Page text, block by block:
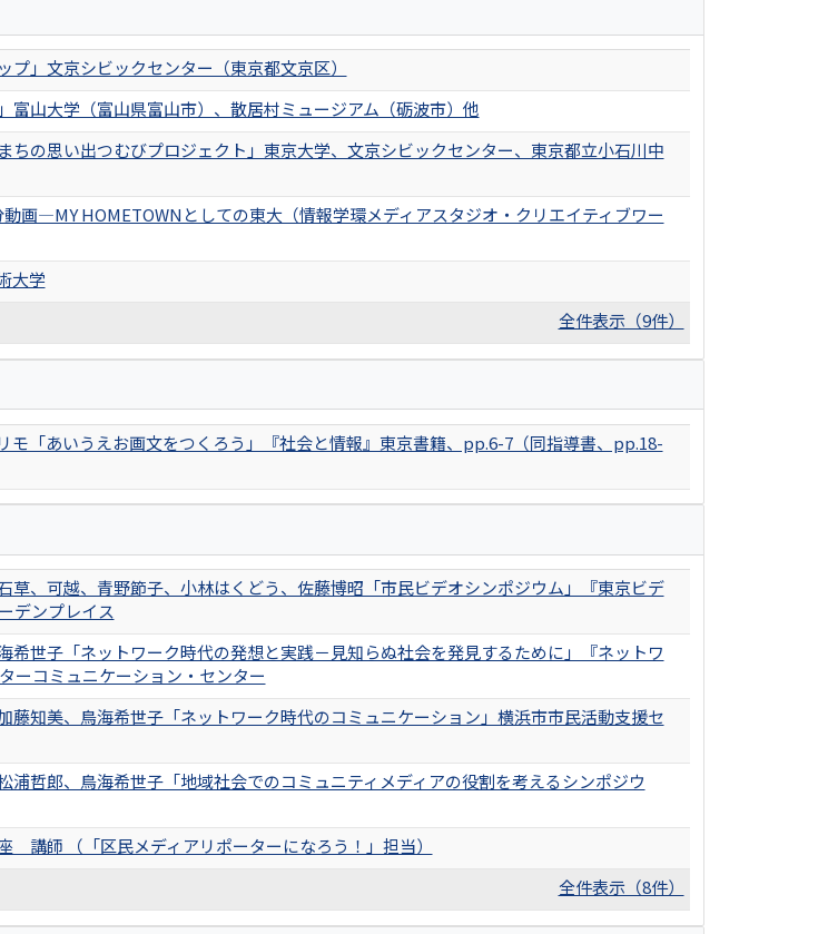
プ」文京シビックセンター（東京都文京区）
富山大学（富山県富山市）、散居村ミュージアム（砺波市）他
ちの思い出つむびプロジェクト」東京大学、文京シビックセンター、東京都立小石川中
画―MY HOMETOWNとしての東大（情報学環メディアスタジオ・クリエイティブワー
大学
全件表示（9件）
モ「あいうえお画文をつくろう」『社会と情報』東京書籍、pp.6-7（同指導書、pp.18-
草、可越、青野節子、小林はくどう、佐藤博昭「市民ビデオシンポジウム」『東京ビデ
デンプレイス
希世子「ネットワーク時代の発想と実践－見知らぬ社会を発見するために」『ネットワ
ーコミュニケーション・センター
藤知美、鳥海希世子「ネットワーク時代のコミュニケーション」横浜市市民活動支援セ
浦哲郎、鳥海希世子「地域社会でのコミュニティメディアの役割を考えるシンポジウ
講師 （「区民メディアリポーターになろう！」担当）
全件表示（8件）